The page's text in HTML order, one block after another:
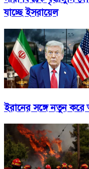
যাচ্ছে ইসরায়েল
ইরানের সঙ্গে নতুন করে